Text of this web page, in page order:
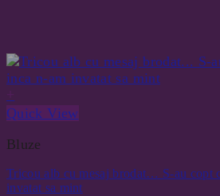
Quick View
Bluze
Tricou alb cu mesaj brodat… S-au copt
invatat sa mint